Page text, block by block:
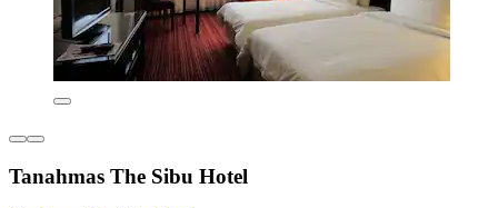
Tanahmas The Sibu Hotel